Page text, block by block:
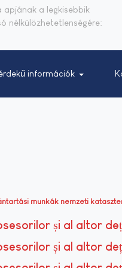
a legkisebbik
nélkülözhetetlenségére:
információk
munkák nemzeti
și al altor
și al altor